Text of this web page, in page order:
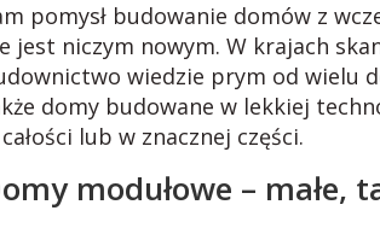
pomysł budowanie domów z
jest niczym nowym. W krajach
wiedzie prym od wielu
domy budowane w lekkiej
lub w znacznej części.
modułowe – małe,